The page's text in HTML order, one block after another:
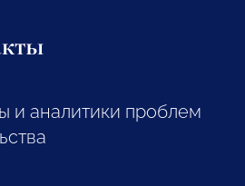
и аналитики проблем